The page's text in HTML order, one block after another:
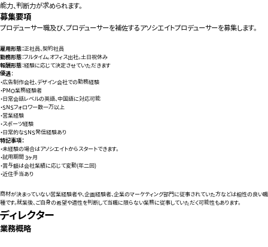
能力、判断力が求められます。
募集要項
プロデューサー職及び、プロデューサーを補佐するアソシエイトプロデューサーを募集します。
雇用形態：正社員、契約社員
勤務形態 ：フルタイム。オフィス出社。土日祝休み
報酬形態 ：経験に応じて決定させていただきます
優遇 ：
・広告制作会社、デザイン会社での勤務経験
・PMO業務経験者
・日常会話レベルの英語、中国語に対応可能
・SNSフォロワー数一万以上
・営業経験
・スポーツ経験
・日常的なSNS発信経験あり
特記事項：
・未経験の場合はアソシエイトからスタートできます。
・試用期間 3ヶ月
・賞与額は会社業績に応じて変動(年二回)
・近住手当あり
商材が決まっていない営業経験者や、企画経験者、企業のマーケティング部門に従事されていた方などは相性の良い職
種です。就業後、ご自身の希望や適性を判断して当職に限らない業務に従事していただく可能性もあります。
ディレクター
業務概略